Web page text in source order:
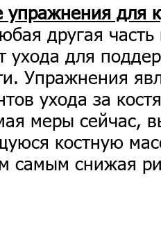
для
другая
ухода для
Упражнения
ухода за
меры сейчас,
костную
самым снижая